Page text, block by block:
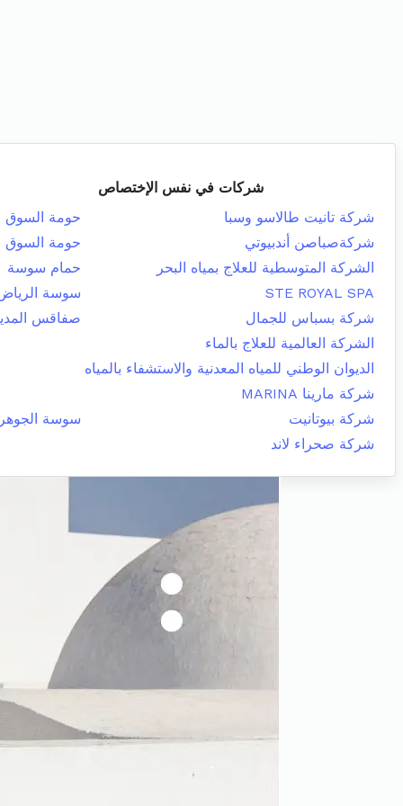
شركات في نفس الإختصاص
شركة تانيت طالاسو وسبا
حومة السوق
شركةصباصن أندبيوتي
حومة السوق
الشركة المتوسطية للعلاج بمياه البحر
حمام سوسة
STE ROYAL SPA
سوسة
شركة بسباس للجمال
صفاقس
الشركة العالمية للعلاج بالماء
الديوان الوطني للمياه المعدنية والاستشفاء بالمياه
شركة مارينا MARINA
شركة بيوتانيت
سوسة
شركة صحراء لاند